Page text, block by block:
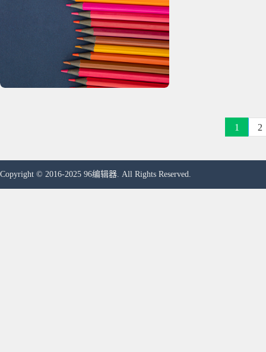
1 2
Copyright © 2016-2025 96编辑器. All Rights Reserved.